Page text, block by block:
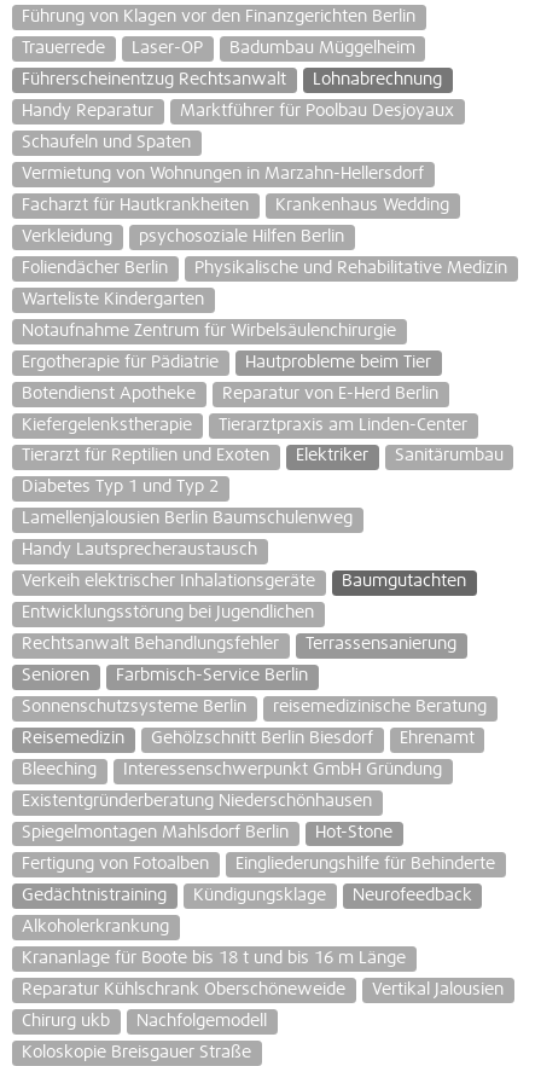
Führung von Klagen vor den Finanzgerichten Berlin
Trauerrede
Laser-OP
Badumbau Müggelheim
Führerscheinentzug Rechtsanwalt
Lohnabrechnung
Handy Reparatur
Marktführer für Poolbau Desjoyaux
Schaufeln und Spaten
Vermietung von Wohnungen in Marzahn-Hellersdorf
Facharzt für Hautkrankheiten
Krankenhaus Wedding
Verkleidung
psychosoziale Hilfen Berlin
Foliendächer Berlin
Physikalische und Rehabilitative Medizin
Warteliste Kindergarten
Notaufnahme Zentrum für Wirbelsäulenchirurgie
Ergotherapie für Pädiatrie
Hautprobleme beim Tier
Botendienst Apotheke
Reparatur von E-Herd Berlin
Kiefergelenkstherapie
Tierarztpraxis am Linden-Center
Tierarzt für Reptilien und Exoten
Elektriker
Sanitärumbau
Diabetes Typ 1 und Typ 2
Lamellenjalousien Berlin Baumschulenweg
Handy Lautsprecheraustausch
Verkeih elektrischer Inhalationsgeräte
Baumgutachten
Entwicklungsstörung bei Jugendlichen
Rechtsanwalt Behandlungsfehler
Terrassensanierung
Senioren
Farbmisch-Service Berlin
Sonnenschutzsysteme Berlin
reisemedizinische Beratung
Reisemedizin
Gehölzschnitt Berlin Biesdorf
Ehrenamt
Bleeching
Interessenschwerpunkt GmbH Gründung
Existentgründerberatung Niederschönhausen
Spiegelmontagen Mahlsdorf Berlin
Hot-Stone
Fertigung von Fotoalben
Eingliederungshilfe für Behinderte
Gedächtnistraining
Kündigungsklage
Neurofeedback
Alkoholerkrankung
Krananlage für Boote bis 18 t und bis 16 m Länge
Reparatur Kühlschrank Oberschöneweide
Vertikal Jalousien
Chirurg ukb
Nachfolgemodell
Koloskopie Breisgauer Straße